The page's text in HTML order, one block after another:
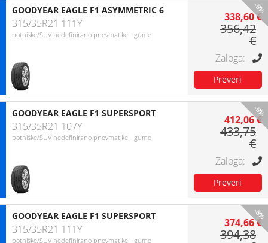
-5%
GOODYEAR EAGLE F1 ASYMMETRIC 6
315/35R21 111Y
potniške/SUV nedefinirano pnevmatike - gume
338,60 €
356,42
€
-5%
GOODYEAR EAGLE F1 SUPERSPORT
315/35R21 107Y
potniške/SUV nedefinirano pnevmatike - gume
412,06 €
433,75
€
-5%
GOODYEAR EAGLE F1 SUPERSPORT
315/35R21 111Y
potniške/SUV nedefinirano pnevmatike - gume
374,66 €
394,38